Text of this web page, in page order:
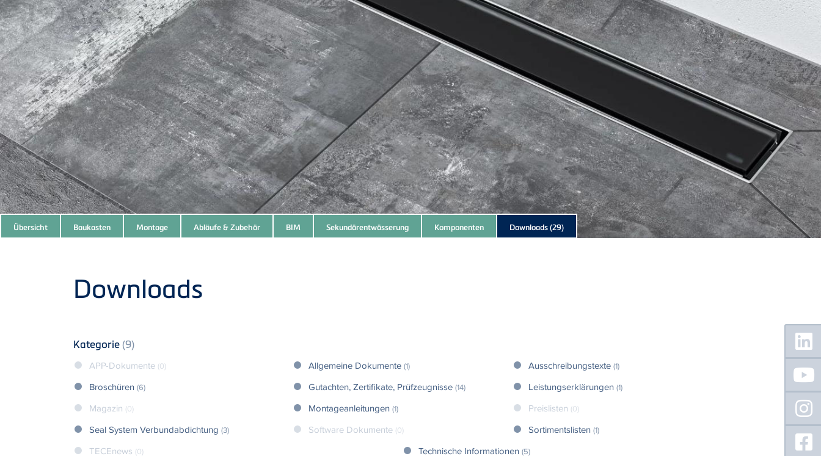
Subnavigation
of
Übersicht Baukasten Montage Abläufe & Zubehör BIM Sekundärentwässerung Komponenten Downloads(29)
Downloads
Kategorie (9)
APP-Dokumente (0) Allgemeine Dokumente (1) Ausschreibungstexte (1)
Broschüren (6) Gutachten, Zertifikate, Prüfzeugnisse (14) Leistungserklärungen (1)
Magazin (0) Montageanleitungen (1) Preislisten (0)
Seal System Verbundabdichtung (3) Software Dokumente (0) Sortimentslisten (1)
TECEnews (0) Technische Informationen (5)
Floating